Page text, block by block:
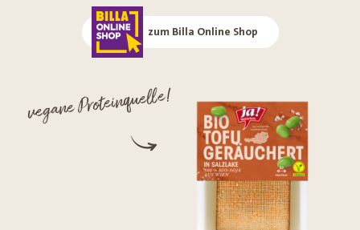
zum Billa Online Shop
vegane Proteinquelle!